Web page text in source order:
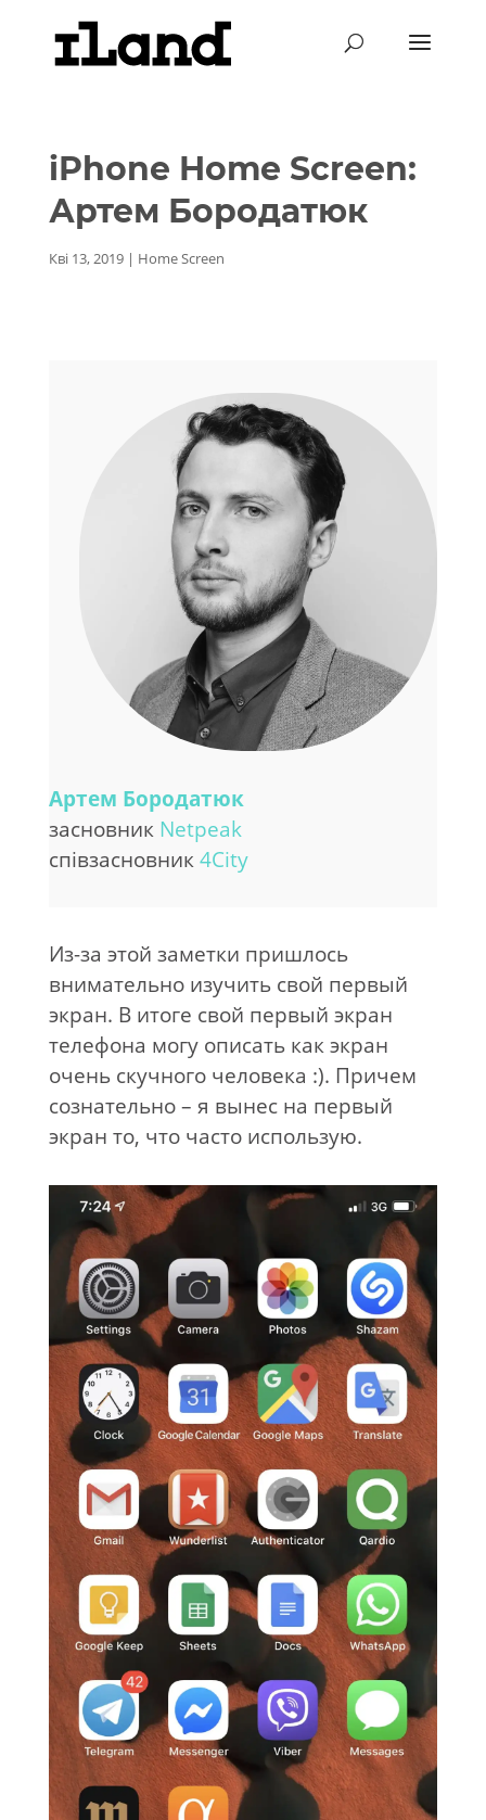
iPhone Home Screen:
Артем Бородатюк
Кві 13, 2019| Home Screen
Артем Бородатюк
засновник Netpeak
співзасновник4City
Из-за этой заметки пришлось
внимательно изучить свой первый
экран. В итоге свой первый экран
телефона могу описать как экран
очень скучного человека :). Причем
сознательно – я вынес на первый
экран то, что часто использую.